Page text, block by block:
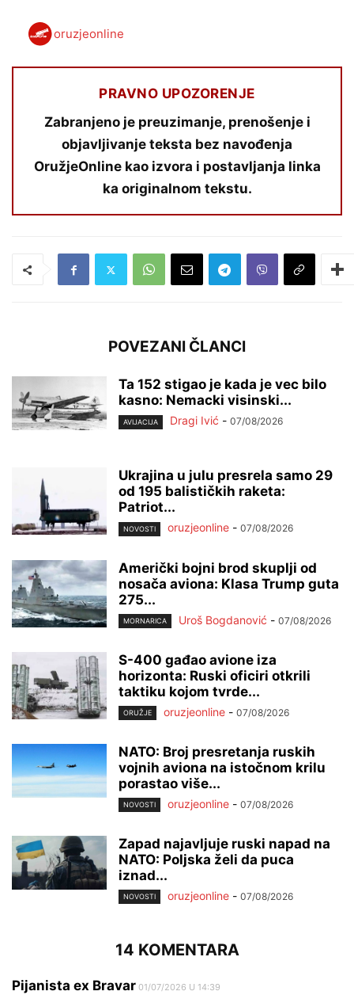
oruzjeonline
PRAVNO UPOZORENJE
Zabranjeno je preuzimanje, prenošenje i
objavljivanje teksta bez navođenja
OružjeOnline kao izvora i postavljanja linka
ka originalnom tekstu.
POVEZANI ČLANCI
Ta 152 stigao je kada je vec bilo
kasno: Nemacki visinski...
AVIJACIJA Dragi Ivić - 07/08/2026
Ukrajina u julu presrela samo 29
od 195 balističkih raketa:
Patriot...
NOVOSTI oruzjeonline - 07/08/2026
Američki bojni brod skuplji od
nosača aviona: Klasa Trump guta
275...
MORNARICA Uroš Bogdanović - 07/08/2026
S-400 gađao avione iza
horizonta: Ruski oficiri otkrili
taktiku kojom tvrde...
ORUŽJE oruzjeonline - 07/08/2026
NATO: Broj presretanja ruskih
vojnih aviona na istočnom krilu
porastao više...
NOVOSTI oruzjeonline - 07/08/2026
Zapad najavljuje ruski napad na
NATO: Poljska želi da puca
iznad...
NOVOSTI oruzjeonline - 07/08/2026
14 KOMENTARA
Pijanista ex Bravar 01/07/2026 U 14:39